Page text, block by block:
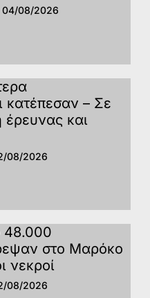
04/08/2026
κατέπεσαν – Σε
έρευνας και
08/2026
στο Μαρόκο
νεκροί
08/2026